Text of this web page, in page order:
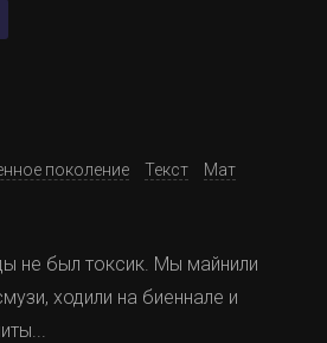
поколение Текст
Мат
не был токсик. Мы майнили
ходили на биеннале и